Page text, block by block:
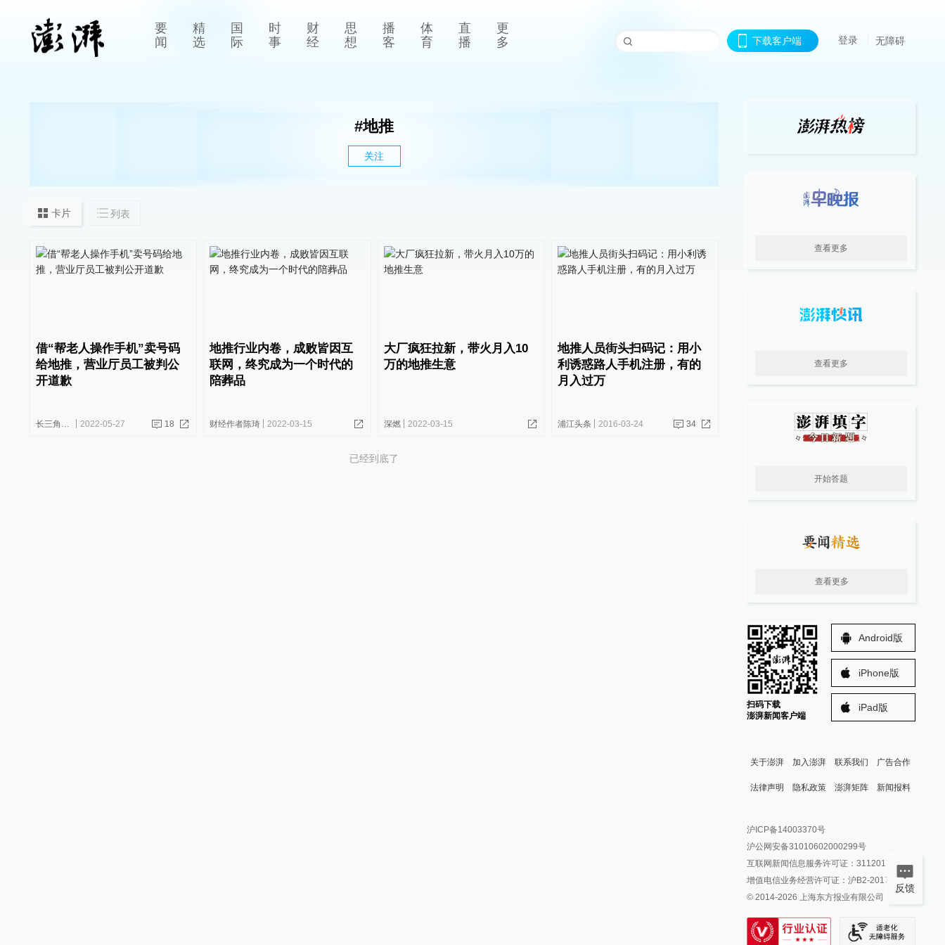
要
闻
精
选
国
际
时
事
财
经
思
想
播
客
体
育
直
播
更
多
下载客户端 登录 无障碍
#地推
关注
卡片 列表
借“帮老人操作手机”卖号码
给地推，营业厅员工被判公
开道歉
长三角政商 2022-05-27 18
地推行业内卷，成败皆因互
联网，终究成为一个时代的
陪葬品
财经作者陈琦 2022-03-15
大厂疯狂拉新，带火月入10
万的地推生意
深燃 2022-03-15
地推人员街头扫码记：用小
利诱惑路人手机注册，有的
月入过万
浦江头条 2016-03-24 34
已经到底了
查看更多
查看更多
开始答题
查看更多
扫码下载
澎湃新闻客户端
Android版
iPhone版
iPad版
关于澎湃 加入澎湃 联系我们 广告合作
法律声明 隐私政策 澎湃矩阵
澎湃新闻公众号
澎湃新闻抖音号
派生万物开放平台
IP SHANGHAI
SIXTH TONE
新闻报料
报料邮箱: news@thepaper.cn
沪ICP备14003370号
沪公网安备31010602000299号
互联网新闻信息服务许可证：31120170006
增值电信业务经营许可证：沪B2-2017116
© 2014-2026 上海东方报业有限公司
反馈